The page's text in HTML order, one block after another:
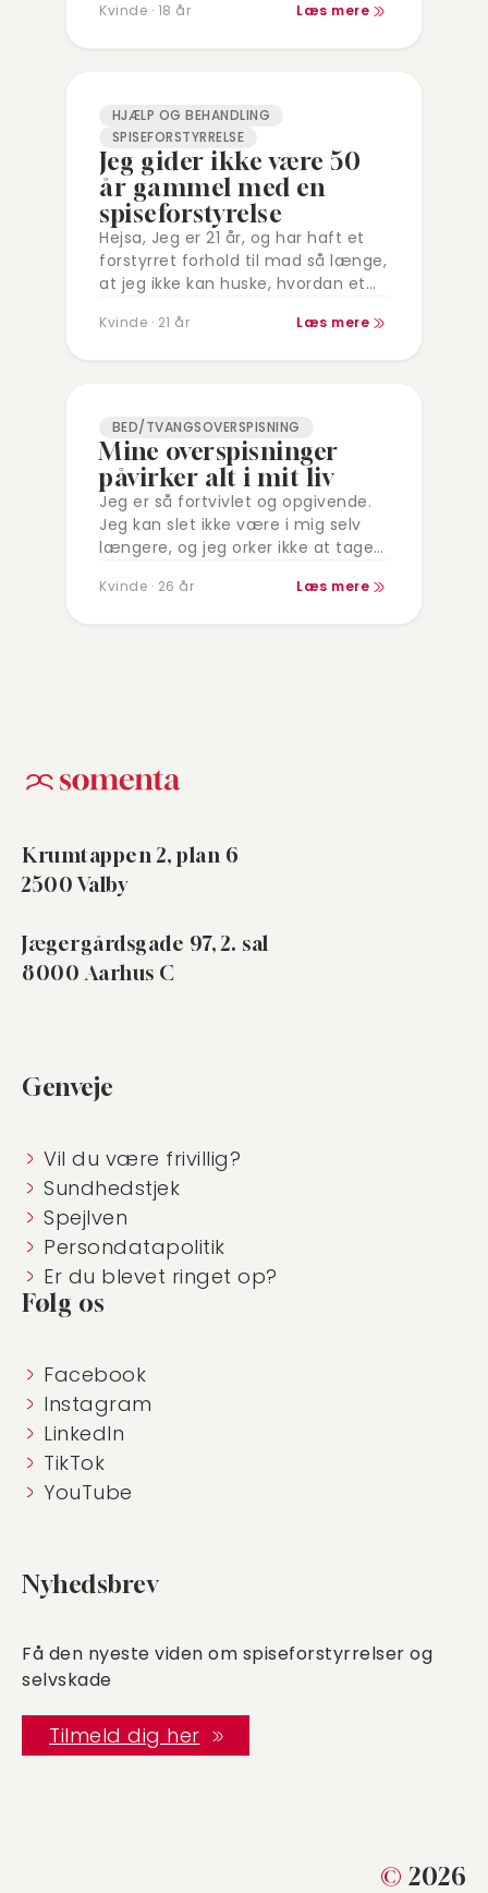
Kvinde · 18 år Læs mere
HJÆLP OG BEHANDLING
SPISEFORSTYRRELSE
Jeg gider ikke være 50
år gammel med en
spiseforstyrelse
Hejsa, Jeg er 21 år, og har haft et
forstyrret forhold til mad så længe,
at jeg ikke kan huske, hvordan et
Kvinde · 21 år Læs mere
BED/TVANGSOVERSPISNING
Mine overspisninger
påvirker alt i mit liv
Jeg er så fortvivlet og opgivende.
Jeg kan slet ikke være i mig selv
længere, og jeg orker ikke at tage
ekstreme
Kvinde · 26 år Læs mere
Krumtappen 2, plan 6
2500 Valby
Jægergårdsgade 97, 2. sal
8000 Aarhus C
Genveje
Vil du være frivillig?
Sundhedstjek
Spejlven
Persondatapolitik
Er du blevet ringet op?
Følg os
Facebook
Instagram
LinkedIn
TikTok
YouTube
Nyhedsbrev
Få den nyeste viden om spiseforstyrrelser og
selvskade
Tilmeld dig her
© 2026